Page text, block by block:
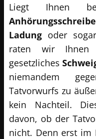
Liegt Ihnen
Ladung oder
raten wir
gesetzliches
niemandem
Tatvorwurfs zu
kein Nachteil.
davon, ob der
nicht. Denn erst im